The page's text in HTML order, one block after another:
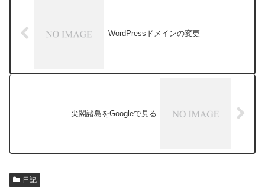
WordPressドメインの変更
尖閣諸島をGoogleで見る
日記